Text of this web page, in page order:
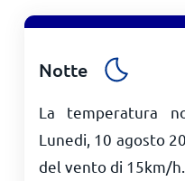
Notte
La temperatura
Lunedi, 10 agosto
del vento di 15km/h